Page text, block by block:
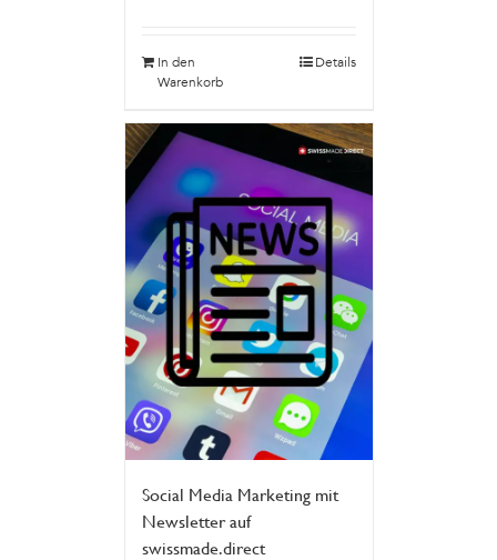
In den
Warenkorb
Details
Social Media Marketing mit
Newsletter auf
swissmade.direct